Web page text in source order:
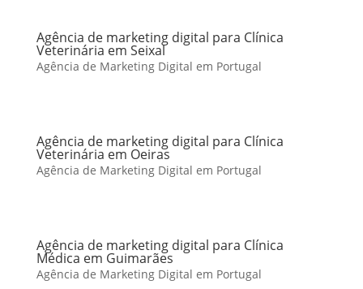
Agência de marketing digital para Clínica
Veterinária em Seixal
Agência de Marketing Digital em Portugal
Agência de marketing digital para Clínica
Veterinária em Oeiras
Agência de Marketing Digital em Portugal
Agência de marketing digital para Clínica
Médica em Guimarães
Agência de Marketing Digital em Portugal